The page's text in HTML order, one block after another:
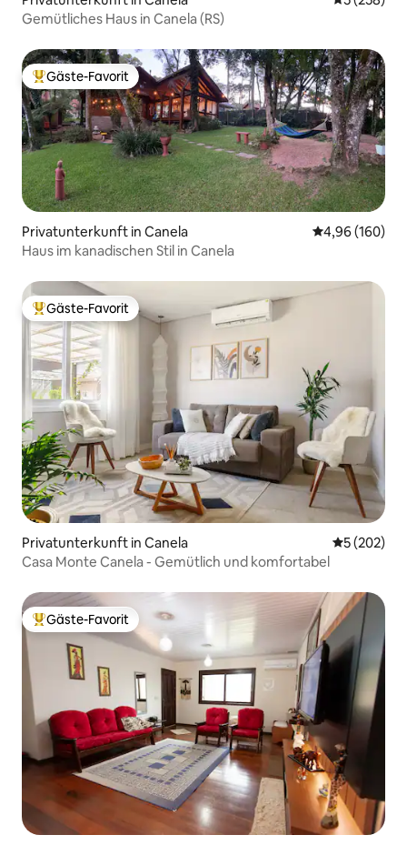
Gemütliches Haus in Canela (RS)
Beliebter Gäste-Favorit.
Gäste-Favorit
Privatunterkunft in Canela
4,96 (160)
Haus im kanadischen Stil in Canela
Beliebter Gäste-Favorit.
Gäste-Favorit
Privatunterkunft in Canela
5 (202)
Casa Monte Canela - Gemütlich und komfortabel
Beliebter Gäste-Favorit.
Gäste-Favorit